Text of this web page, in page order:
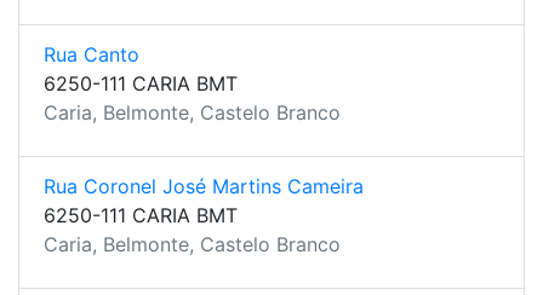
Rua Canto
6250-111 CARIA BMT
Caria, Belmonte, Castelo Branco
Rua Coronel José Martins Cameira
6250-111 CARIA BMT
Caria, Belmonte, Castelo Branco